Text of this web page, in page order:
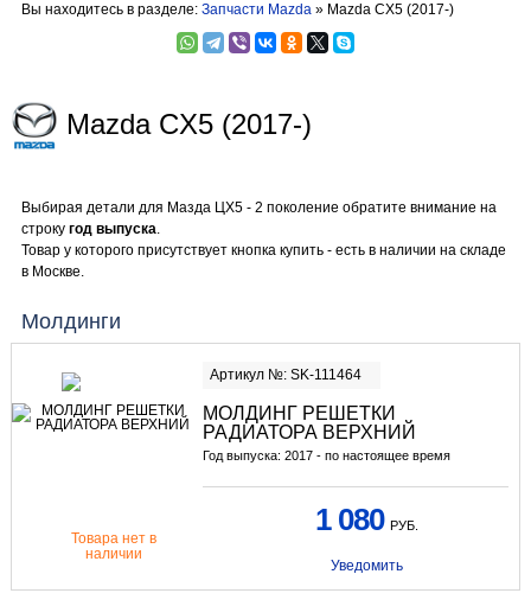
Вы находитесь в разделе: Запчасти Mazda» Mazda CX5 (2017-)
Mazda CX5 (2017-)
Выбирая детали для Мазда ЦХ5 - 2 поколение обратите внимание на
строку год выпуска.
Товар у которого присутствует кнопка купить - есть в наличии на складе
в Москве.
Молдинги
Артикул №: SK-111464
МОЛДИНГ РЕШЕТКИ
РАДИАТОРА ВЕРХНИЙ
Год выпуска: 2017 - по настоящее время
Товара нет в
наличии
1 080 РУБ.
Уведомить